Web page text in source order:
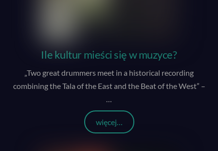
Ile kultur mieści się w muzyce?
„Two great drummers meet in a historical recording
combining the Tala of the East and the Beat of the West” –
więcej…